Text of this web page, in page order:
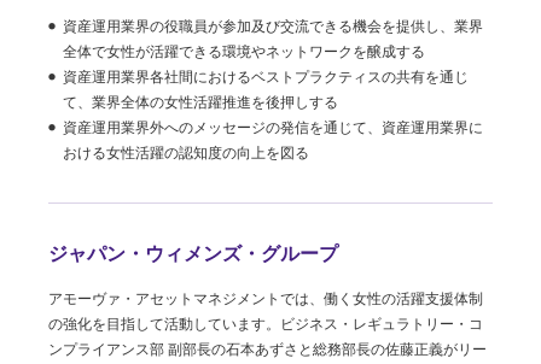
資産運用業界の役職員が参加及び交流できる機会を提供し、業界
全体で女性が活躍できる環境やネットワークを醸成する
資産運用業界各社間におけるベストプラクティスの共有を通じ
て、業界全体の女性活躍推進を後押しする
資産運用業界外へのメッセージの発信を通じて、資産運用業界に
おける女性活躍の認知度の向上を図る
ジャパン・ウィメンズ・グループ
アモーヴァ・アセットマネジメントでは、働く⼥性の活躍⽀援体制
の強化を⽬指して活動しています。ビジネス・レギュラトリー・コ
ンプライアンス部 副部⻑の⽯本あずさと総務部⻑の佐藤正義がリー